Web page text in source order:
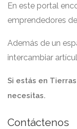
En este portal
emprendedores
Además de un
intercambiar
Si estás en
necesitas.
Contáctenos